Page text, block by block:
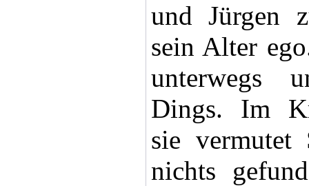
und Jürgen
sein Alter
unterwegs
Dings. Im
sie vermutet
nichts